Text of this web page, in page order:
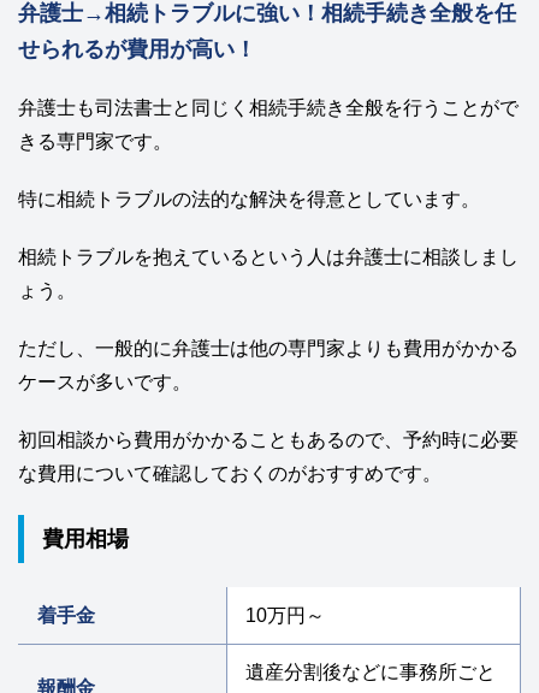
弁護士→相続トラブルに強い！相続手続き全般を任
せられるが費用が高い！
弁護士も司法書士と同じく相続手続き全般を行うことがで
きる専門家です。
特に相続トラブルの法的な解決を得意としています。
相続トラブルを抱えているという人は弁護士に相談しまし
ょう。
ただし、一般的に弁護士は他の専門家よりも費用がかかる
ケースが多いです。
初回相談から費用がかかることもあるので、予約時に必要
な費用について確認しておくのがおすすめです。
費用相場
着手金 10万円～
報酬金
遺産分割後などに事務所ごと